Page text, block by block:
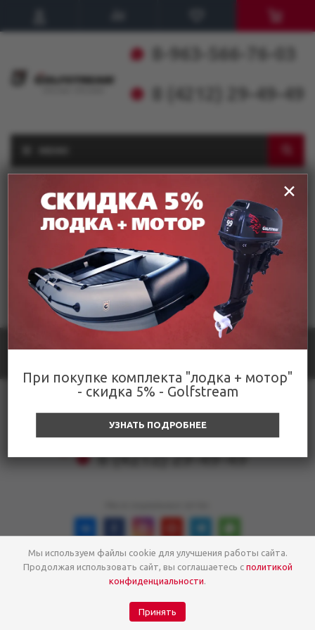
Мы используем файлы cookie для улучшения работы сайта.
Продолжая использовать сайт, вы соглашаетесь с политикой
конфиденциальности.
Принять
8-963-566-76-03
8 (4212) 29-49-49
РќРѕРІРѕСЃС‚Рё
Элемент не найден!
Поделиться
8-963-566-76-03
8 (4212) 29-49-49
2026 © Golfstream - Адаптивный интернет-магазин
✕
При покупке комплекта "лодка + мотор"
- скидка 5% - Golfstream
УЗНАТЬ ПОДРОБНЕЕ
✕
СТОП, ЦЕНЫ
до -20% скидки в магазине